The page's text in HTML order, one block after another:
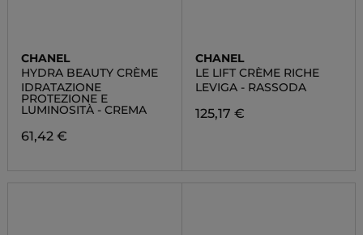
CHANEL
HYDRA BEAUTY CRÈME
IDRATAZIONE
PROTEZIONE E
LUMINOSITÀ - CREMA
61,42 €
CHANEL
LE LIFT CRÈME RICHE
LEVIGA - RASSODA
125,17 €